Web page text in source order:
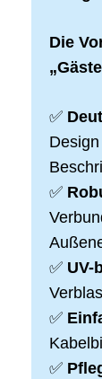
Die
✅
✅
✅ UV-
✅
✅